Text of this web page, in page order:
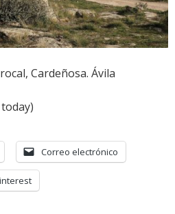
Cardeñosa. Ávila
Correo electrónico